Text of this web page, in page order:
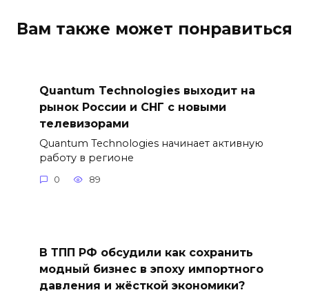
Вам также может понравиться
Quantum Technologies выходит на
рынок России и СНГ с новыми
телевизорами
Quantum Technologies начинает активную
работу в регионе
0 89
В ТПП РФ обсудили как сохранить
модный бизнес в эпоху импортного
давления и жёсткой экономики?